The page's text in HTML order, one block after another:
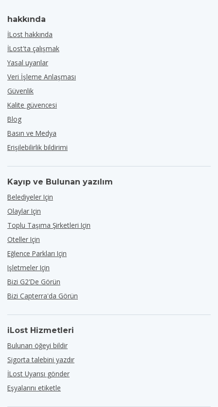
hakkında
İLost hakkında
İLost'ta çalışmak
Yasal uyarılar
Veri İşleme Anlaşması
Güvenlik
Kalite güvencesi
Blog
Basın ve Medya
Erişilebilirlik bildirimi
Kayıp ve Bulunan yazılım
Belediyeler Için
Olaylar Için
Toplu Taşıma Şirketleri Için
Oteller Için
Eğlence Parkları Için
Işletmeler Için
Bizi G2'de Görün
Bizi Capterra'da Görün
iLost Hizmetleri
Bulunan öğeyi bildir
Sigorta talebini yazdır
İLost Uyarısı gönder
Eşyalarını etiketle